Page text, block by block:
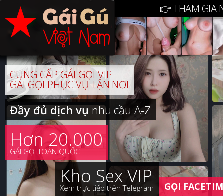
👉 THAM GIA
CUNG CẤP GÁI GỌI VIP
GÁI GỌI PHỤC VỤ TẬN NƠI
Đầy đủ dịch vụnhu cầu A-Z
Hơn 20.000
GÁI GỌI TOÀN QUỐC
Kho Sex VIP
Xem trực tiếp trên Telegram GỌI